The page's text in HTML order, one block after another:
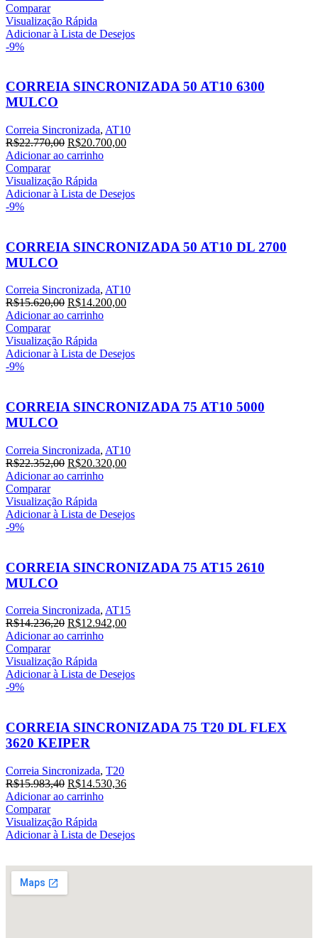
Comparar
Visualização Rápida
Adicionar à Lista de Desejos
-9%
CORREIA SINCRONIZADA 50 AT10 6300
MULCO
Correia Sincronizada, AT10
R$22.770,00 R$20.700,00
Adicionar ao carrinho
Comparar
Visualização Rápida
Adicionar à Lista de Desejos
-9%
CORREIA SINCRONIZADA 50 AT10 DL 2700
MULCO
Correia Sincronizada, AT10
R$15.620,00 R$14.200,00
Adicionar ao carrinho
Comparar
Visualização Rápida
Adicionar à Lista de Desejos
-9%
CORREIA SINCRONIZADA 75 AT10 5000
MULCO
Correia Sincronizada, AT10
R$22.352,00 R$20.320,00
Adicionar ao carrinho
Comparar
Visualização Rápida
Adicionar à Lista de Desejos
-9%
CORREIA SINCRONIZADA 75 AT15 2610
MULCO
Correia Sincronizada, AT15
R$14.236,20 R$12.942,00
Adicionar ao carrinho
Comparar
Visualização Rápida
Adicionar à Lista de Desejos
-9%
CORREIA SINCRONIZADA 75 T20 DL FLEX
3620 KEIPER
Correia Sincronizada, T20
R$15.983,40 R$14.530,36
Adicionar ao carrinho
Comparar
Visualização Rápida
Adicionar à Lista de Desejos